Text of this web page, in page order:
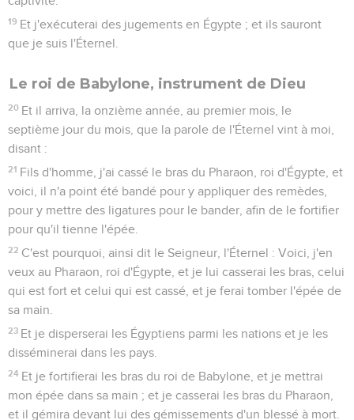
19 Et j'exécuterai des jugements en Égypte ; et ils sauront
que je suis l'Éternel.
Le roi de Babylone, instrument de Dieu
20 Et il arriva, la onzième année, au premier mois, le
septième jour du mois, que la parole de l'Éternel vint à moi,
disant :
21 Fils d'homme, j'ai cassé le bras du Pharaon, roi d'Égypte, et
voici, il n'a point été bandé pour y appliquer des remèdes,
pour y mettre des ligatures pour le bander, afin de le fortifier
pour qu'il tienne l'épée.
22 C'est pourquoi, ainsi dit le Seigneur, l'Éternel : Voici, j'en
veux au Pharaon, roi d'Égypte, et je lui casserai les bras, celui
qui est fort et celui qui est cassé, et je ferai tomber l'épée de
sa main.
23 Et je disperserai les Égyptiens parmi les nations et je les
disséminerai dans les pays.
24 Et je fortifierai les bras du roi de Babylone, et je mettrai
mon épée dans sa main ; et je casserai les bras du Pharaon,
et il gémira devant lui des gémissements d'un blessé à mort.